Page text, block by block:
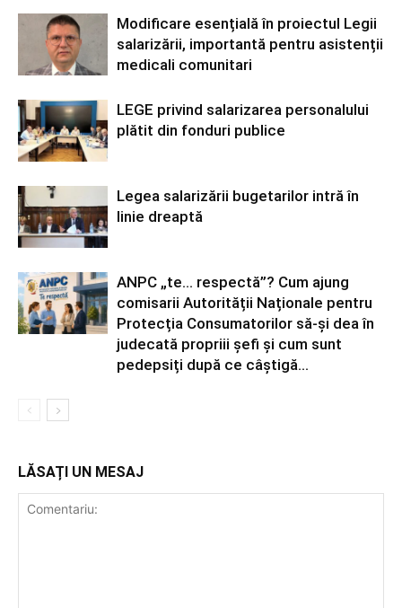
Modificare esențială în proiectul Legii
salarizării, importantă pentru asistenții
medicali comunitari
LEGE privind salarizarea personalului
plătit din fonduri publice
Legea salarizării bugetarilor intră în
linie dreaptă
ANPC „te… respectă”? Cum ajung
comisarii Autorității Naționale pentru
Protecția Consumatorilor să-și dea în
judecată propriii șefi și cum sunt
pedepsiți după ce câștigă...
LĂSAȚI UN MESAJ